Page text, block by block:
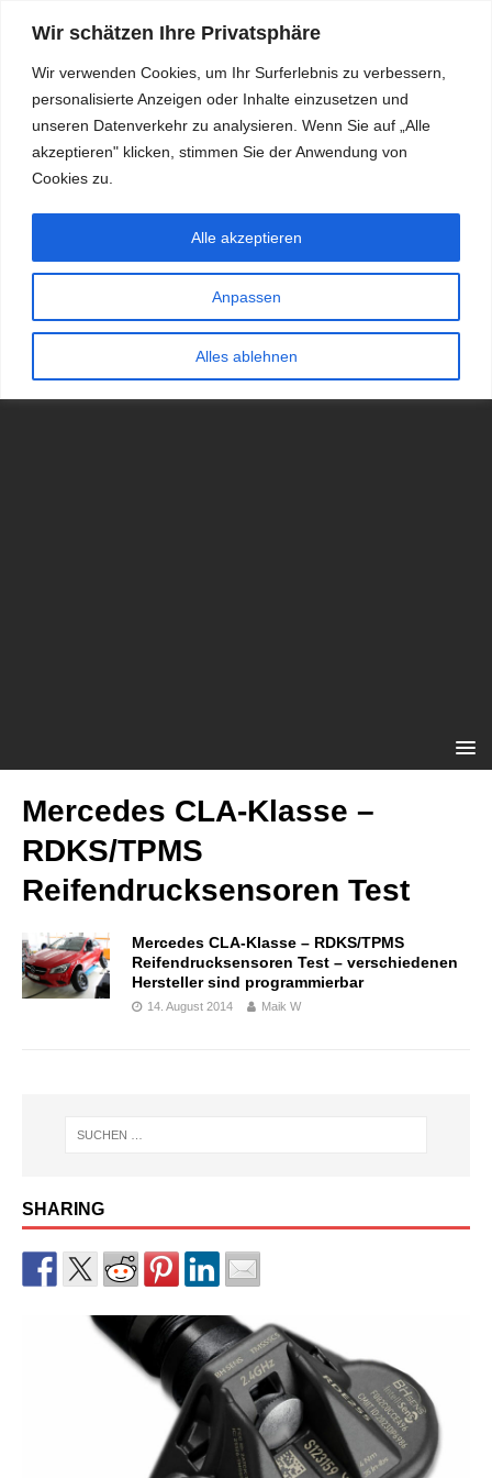
Wir schätzen Ihre Privatsphäre
Wir verwenden Cookies, um Ihr Surferlebnis zu verbessern,
personalisierte Anzeigen oder Inhalte einzusetzen und
unseren Datenverkehr zu analysieren. Wenn Sie auf „Alle
akzeptieren" klicken, stimmen Sie der Anwendung von
Cookies zu.
Anpassen
Alles ablehnen
Alle akzeptieren
RDKS.EXPERT
TESTS, EXPERTEN-TIPPS RUND UM DAS THEMA RDKS UND
Mercedes CLA-Klasse –
RDKS/TPMS
Reifendrucksensoren Test
Mercedes CLA-Klasse – RDKS/TPMS
Reifendrucksensoren Test – verschiedenen
Hersteller sind programmierbar
14. August 2014 Maik W
SHARING